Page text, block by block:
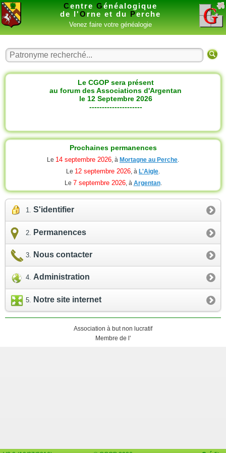
Centre Généalogique
de l'O rne et du Perche
Venez faire votre généalogie
Le CGOP sera présent
au forum des Associations d'Argentan
le 12 Septembre 2026
---------------------
Prochaines permanences
Le 14 septembre 2026, à Mortagne au Perche.
Le 12 septembre 2026, à L'Aigle.
Le 7 septembre 2026, à Argentan.
S'identifier
Permanences
Nous contacter
Administration
Notre site internet
Association à but non lucratif
Membre de l'